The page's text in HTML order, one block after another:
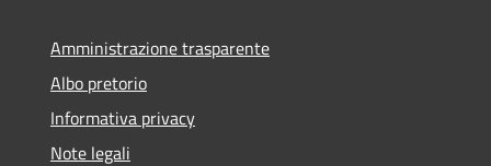
Amministrazione trasparente
Albo pretorio
Informativa privacy
Note legali